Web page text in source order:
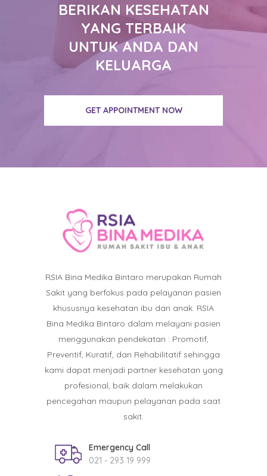
BERIKAN KESEHATAN
YANG TERBAIK
UNTUK ANDA DAN
KELUARGA
GET APPOINTMENT NOW
RSIA Bina Medika Bintaro merupakan Rumah
Sakit yang berfokus pada pelayanan pasien
khususnya kesehatan ibu dan anak. RSIA
Bina Medika Bintaro dalam melayani pasien
menggunakan pendekatan : Promotif,
Preventif, Kuratif, dan Rehabilitatif sehingga
kami dapat menjadi partner kesehatan yang
profesional, baik dalam melakukan
pencegahan maupun pelayanan pada saat
sakit.
Emergency Call
021 - 293 19 999